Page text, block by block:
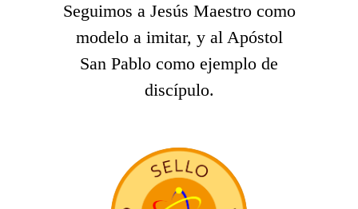
Seguimos a Jesús Maestro como
modelo a imitar, y al Apóstol
San Pablo como ejemplo de
discípulo.